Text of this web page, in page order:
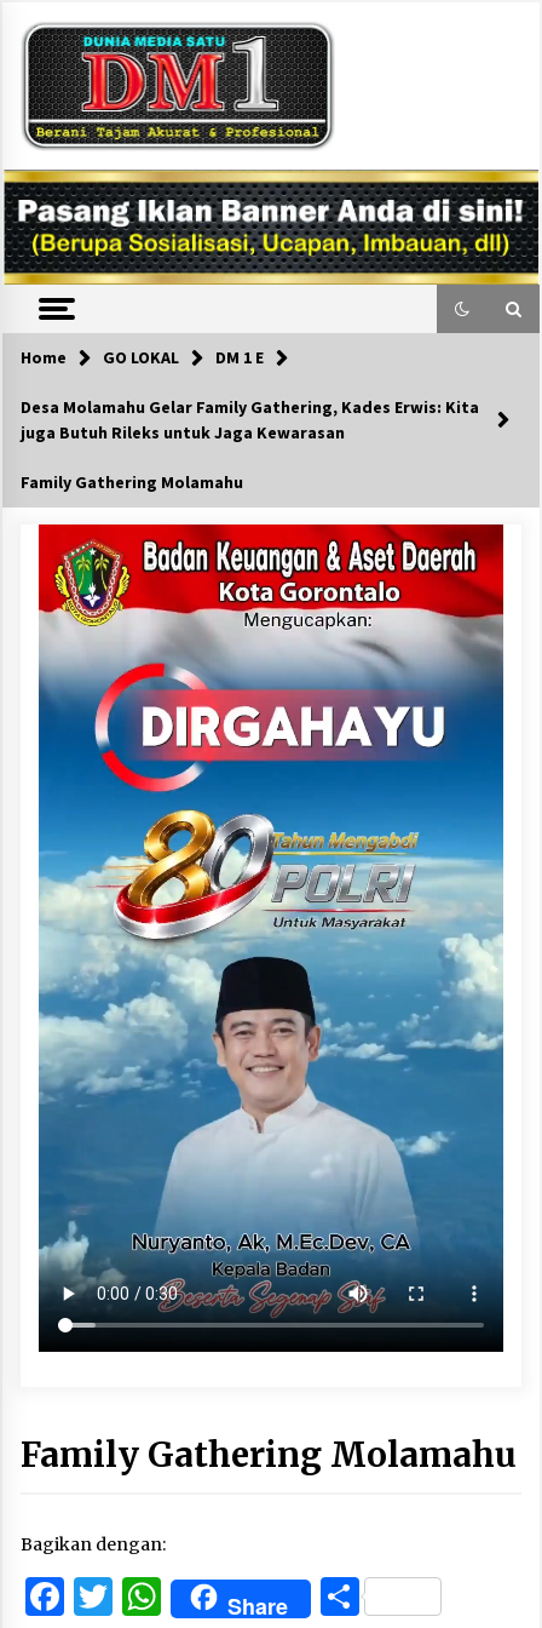
content
DM1
Home GO LOKAL DM 1 E
Desa Molamahu Gelar Family Gathering, Kades Erwis: Kita
juga Butuh Rileks untuk Jaga Kewarasan
Family Gathering Molamahu
Family Gathering Molamahu
Bagikan dengan:
Facebook
Twitter
WhatsApp
Share Share